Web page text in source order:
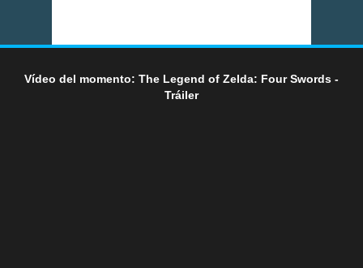
Vídeo del momento: The Legend of Zelda: Four Swords -
Tráiler